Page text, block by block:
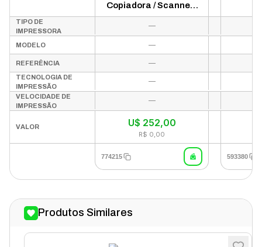
Copiadora / Scanner /
Bivolt / Cartucho 534 -
Branco (M2120)
TIPO DE
IMPRESSORA
—
MODELO —
REFERÊNCIA —
TECNOLOGIA DE
IMPRESSÃO
—
VELOCIDADE DE
IMPRESSÃO
—
VALOR U$ 252,00
R$ 0,00
774215 593380
Produtos Similares